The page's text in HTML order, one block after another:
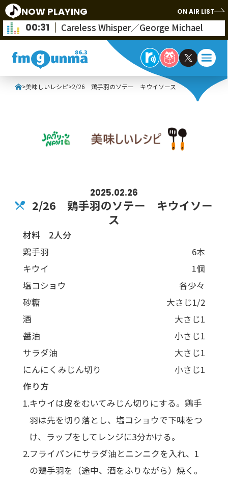
NOW PLAYING ON AIR LIST
00:31 Careless Whisper／George Michael
>美味しいレシピ>2/26 鶏手羽のソテー キウイソース
2025.02.26
2/26 鶏手羽のソテー キウイソー
ス
材料 2人分
鶏手羽
6本
キウイ
1個
塩コショウ
各少々
砂糖
大さじ1/2
酒
大さじ1
醤油
小さじ1
サラダ油
大さじ1
にんにくみじん切り
小さじ1
作り方
キウイは皮をむいてみじん切りにする。鶏手
羽は先を切り落とし、塩コショウで下味をつ
け、ラップをしてレンジに3分かける。
フライパンにサラダ油とニンニクを入れ、1
の鶏手羽を（途中、酒をふりながら）焼く。